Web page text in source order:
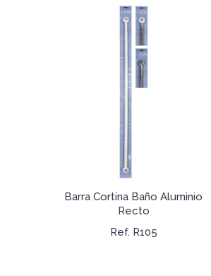
Barra Cortina Baño Aluminio
Recto
Ref. R105